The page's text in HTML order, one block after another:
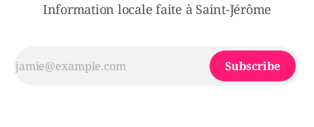
Information locale faite à Saint-Jérôme
Subscribe